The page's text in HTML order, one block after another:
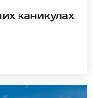
каникулах